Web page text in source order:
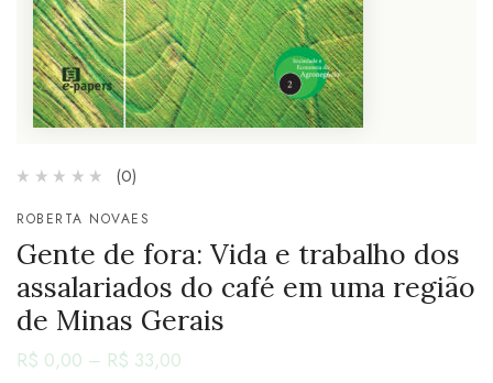
(0)
ROBERTA NOVAES
Gente de fora: Vida e trabalho dos
assalariados do café em uma região
de Minas Gerais
R$ 0,00 – R$ 33,00